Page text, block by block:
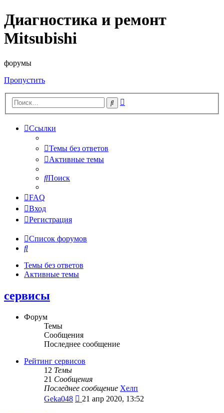
Диагностика и ремонт
Mitsubishi
форумы
Пропустить
Поиск
Ссылки
Темы без ответов
Активные темы
Поиск
FAQ
Вход
Регистрация
Список форумов
Поиск
Темы без ответов
Активные темы
сервисы
Форум
Темы
Сообщения
Последнее сообщение
Рейтинг сервисов
12 Темы
21 Сообщения
Последнее сообщение Хелп
Geka048
Перейти
21 апр 2020, 13:52